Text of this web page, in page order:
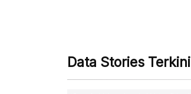
Data Stories Terkini